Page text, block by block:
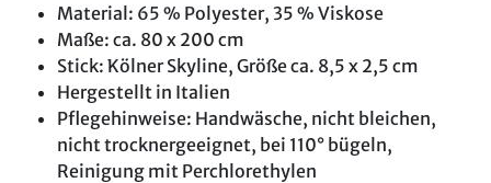
Material: 65 % Polyester, 35 % Viskose
Maße: ca. 80 x 200 cm
Stick: Kölner Skyline, Größe ca. 8,5 x 2,5 cm
Hergestellt in Italien
Pflegehinweise: Handwäsche, nicht bleichen,
nicht trocknergeeignet, bei 110° bügeln,
Reinigung mit Perchlorethylen